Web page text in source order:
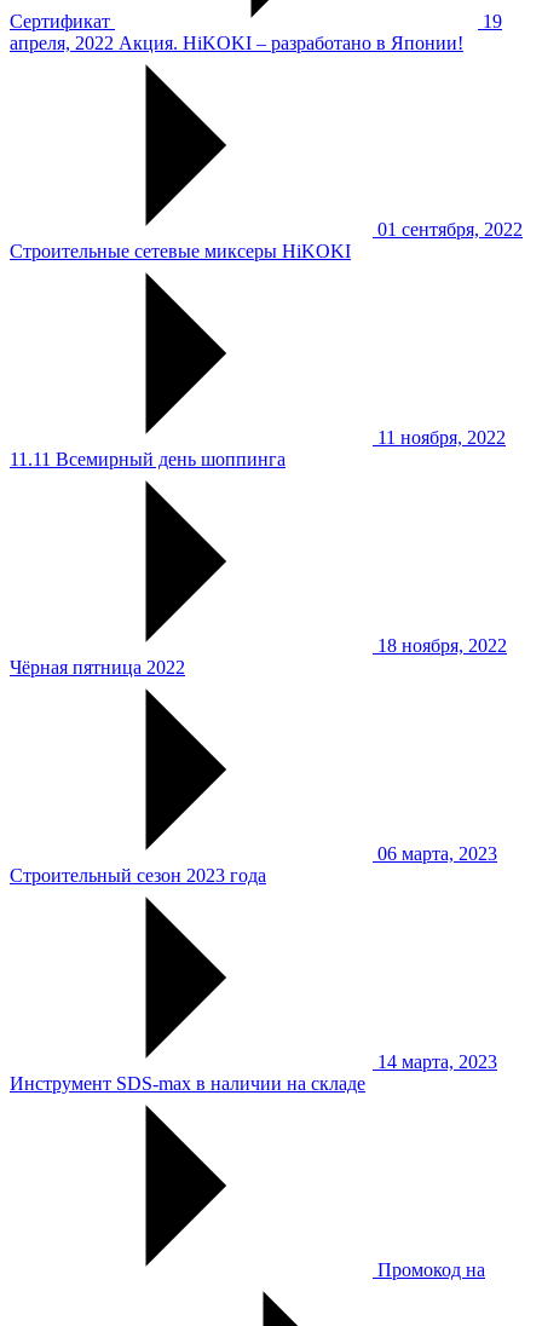
Сертификат
19
апреля, 2022 Акция. HiKOKI – разработано в Японии!
01 сентября, 2022
Строительные сетевые миксеры HiKOKI
11 ноября, 2022
11.11 Всемирный день шоппинга
18 ноября, 2022
Чёрная пятница 2022
06 марта, 2023
Строительный сезон 2023 года
14 марта, 2023
Инструмент SDS-max в наличии на складе
Промокод на